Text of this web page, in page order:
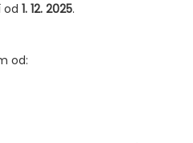
od 1. 12. 2025.
od: